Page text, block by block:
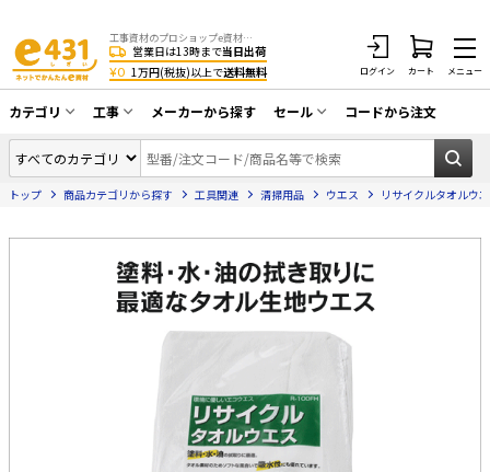
工事資材のプロショップe資材 CATV・アンテナ・防犯・光・LAN・電気・空調工事など
営業日は13時まで当日出荷
¥0 1万円(税抜)以上で送料無料 ログイン カート メニュー
カテゴリ
同軸ケーブル／テレビ用接栓／関連工具
アンテナ・取付金具・ブースター／CATV
配線補助具（モール・結束バンド・テー
防犯工事関連
電話線／コネクタ／アダプタ
光ファイバー・融着接続機関連
LANケーブル・コネクタ・関連資材/機器
工事
CATV・アンテナ工事
光工事・FTTH工事
エアコン・換気扇工事
防犯カメラ工事
電気配管工事
EV充電設備工事
メーカーから探す セール
在庫一掃セール
コードから注文
トップ 商品カテゴリから探す 工具関連 清掃用品 ウエス リサイクルタオルウ